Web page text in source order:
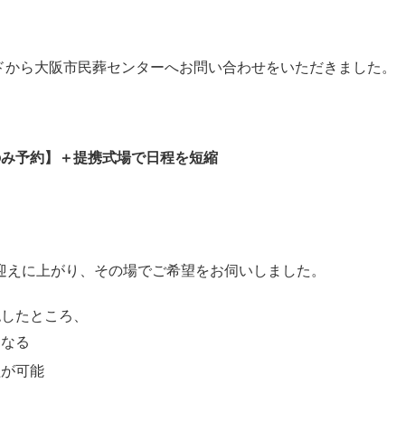
ら大阪市民葬センターへお問い合わせをいただきました。
予約】＋提携式場で日程を短縮
に上がり、その場でご希望をお伺いしました。
たところ、
る
可能